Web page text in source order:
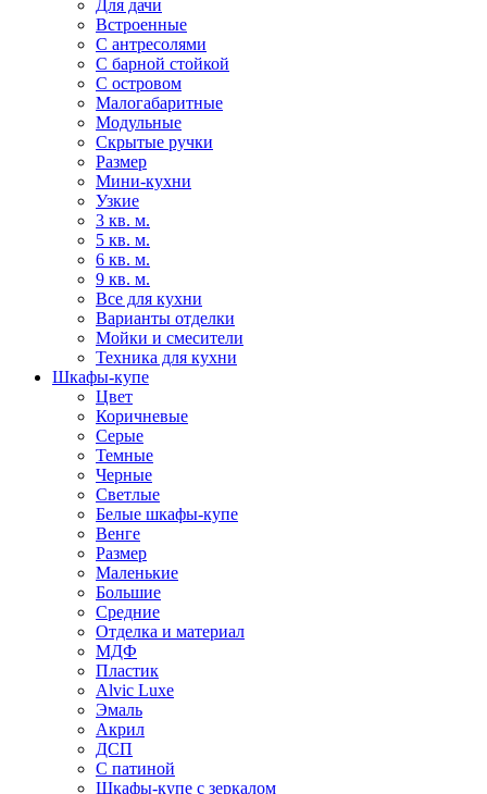
Для дачи
Встроенные
С антресолями
С барной стойкой
С островом
Малогабаритные
Модульные
Скрытые ручки
Размер
Мини-кухни
Узкие
3 кв. м.
5 кв. м.
6 кв. м.
9 кв. м.
Все для кухни
Варианты отделки
Мойки и смесители
Техника для кухни
Шкафы-купе
Цвет
Коричневые
Серые
Темные
Черные
Светлые
Белые шкафы-купе
Венге
Размер
Маленькие
Большие
Средние
Отделка и материал
МДФ
Пластик
Alvic Luxe
Эмаль
Акрил
ДСП
С патиной
Шкафы-купе с зеркалом